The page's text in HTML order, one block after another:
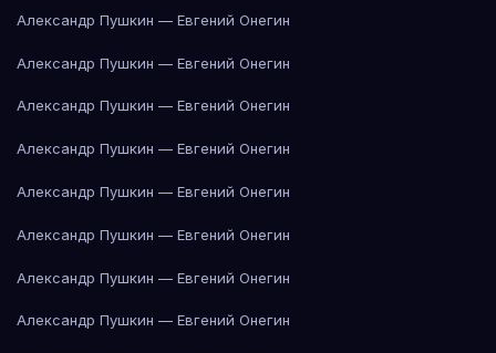
Александр Пушкин — Евгений Онегин
Александр Пушкин — Евгений Онегин
Александр Пушкин — Евгений Онегин
Александр Пушкин — Евгений Онегин
Александр Пушкин — Евгений Онегин
Александр Пушкин — Евгений Онегин
Александр Пушкин — Евгений Онегин
Александр Пушкин — Евгений Онегин